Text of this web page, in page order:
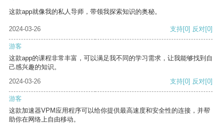
这款app就像我的私人导师，带领我探索知识的奥秘。
2024-03-26 支持[0] 反对[0]
游客
这款app的课程非常丰富，可以满足我不同的学习需求，让我能够找到自
己感兴趣的知识。
2024-03-26
支持[0] 反对[0]
游客
这款加速器VPM应用程序可以给你提供最高速度和安全性的连接，并帮
助你在网络上自由移动。